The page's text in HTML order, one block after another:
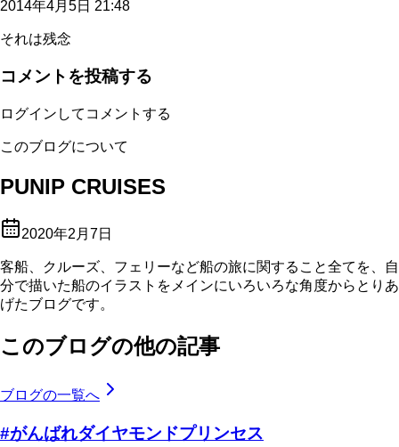
2014年4月5日 21:48
それは残念
コメントを投稿する
ログインしてコメントする
このブログについて
PUNIP CRUISES
2020年2月7日
客船、クルーズ、フェリーなど船の旅に関すること全てを、自
分で描いた船のイラストをメインにいろいろな角度からとりあ
げたブログです。
このブログの他の記事
ブログの一覧へ
#がんばれダイヤモンドプリンセス